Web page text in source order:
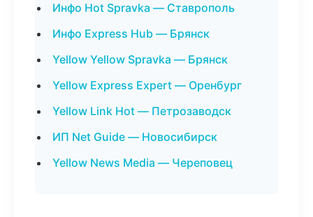
Инфо Hot Spravka — Ставрополь
Инфо Express Hub — Брянск
Yellow Yellow Spravka — Брянск
Yellow Express Expert — Оренбург
Yellow Link Hot — Петрозаводск
ИП Net Guide — Новосибирск
Yellow News Media — Череповец